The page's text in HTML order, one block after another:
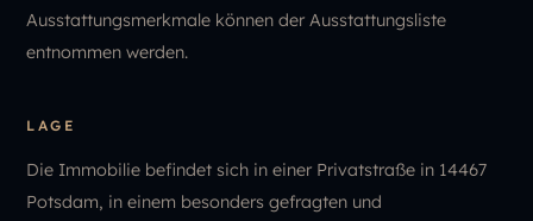
Ausstattungsmerkmale können der Ausstattungsliste
entnommen werden.
LAGE
Die Immobilie befindet sich in einer Privatstraße in 14467
Potsdam, in einem besonders gefragten und